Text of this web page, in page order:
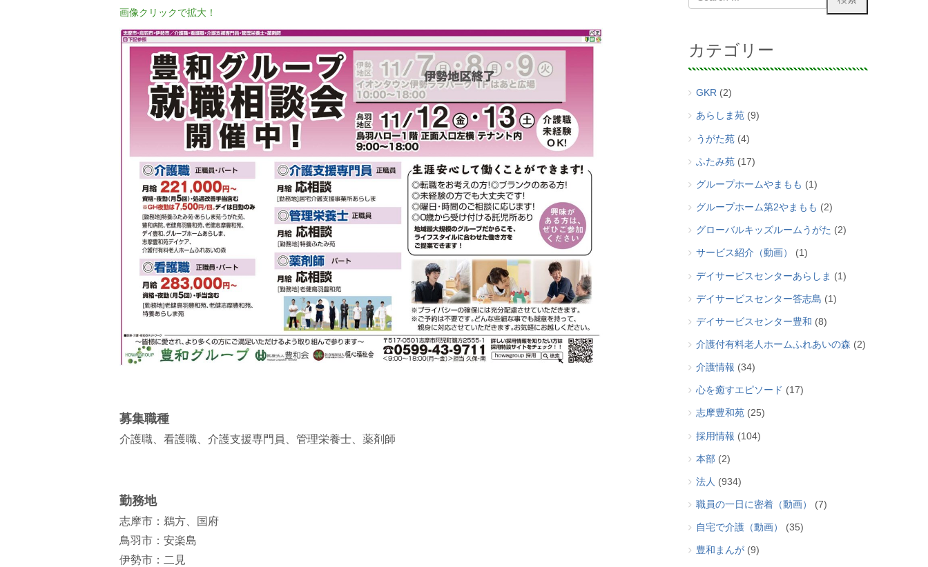
画像クリックで拡大！
募集職種
介護職、看護職、介護支援専門員、管理栄養士、薬剤師
勤務地
志摩市：鵜方、国府
鳥羽市：安楽島
伊勢市：二見
カテゴリー
GKR(2)
あらしま苑(9)
うがた苑(4)
ふたみ苑(17)
グループホームやまもも (1)
グループホーム第2やまもも (2)
グローバルキッズルームうがた (2)
サービス紹介（動画） (1)
デイサービスセンターあらしま (1)
デイサービスセンター答志島 (1)
デイサービスセンター豊和 (8)
介護付有料老人ホームふれあいの森 (2)
介護情報 (34)
心を癒すエピソード (17)
志摩豊和苑(25)
採用情報 (104)
本部 (2)
法人 (934)
職員の一日に密着（動画） (7)
自宅で介護（動画） (35)
豊和まんが(9)